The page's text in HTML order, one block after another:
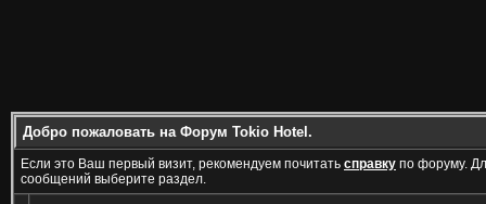
Добро пожаловать на Форум Tokio Hotel.
Если это Ваш первый визит, рекомендуем почитать справку по форуму.
сообщений выберите раздел.